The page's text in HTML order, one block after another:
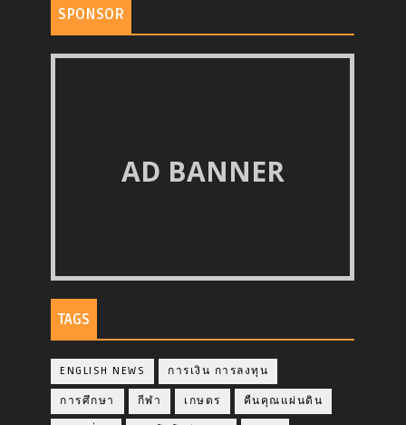
SPONSOR
AD BANNER
TAGS
ENGLISH NEWS การเงิน การลงทุน
การศึกษา กีฬา เกษตร คืนคุณแผ่นดิน